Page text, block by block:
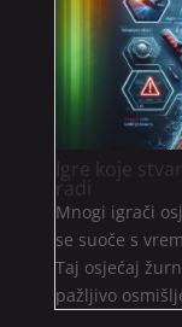
Igre koje
radi
Mnogi igrači
se suoče s
Taj osjećaj
pažljivo